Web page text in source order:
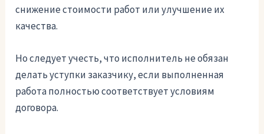
снижение стоимости работ или улучшение их
качества.
Но следует учесть, что исполнитель не обязан
делать уступки заказчику, если выполненная
работа полностью соответствует условиям
договора.